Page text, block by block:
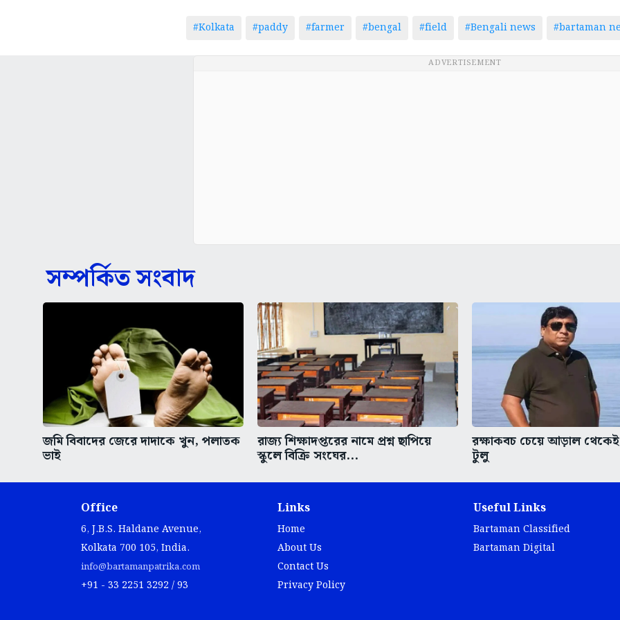
#Kolkata #paddy #farmer #bengal #field #Bengali news #bartaman
ADVERTISEMENT
সম্পর্কিত সংবাদ
জমি বিবাদের জেরে দাদাকে খুন, পলাতক
ভাই
রাজ্য শিক্ষাদপ্তরের নামে প্রশ্ন ছাপিয়ে
স্কুলে বিক্রি সংঘের...
রক্ষাকবচ চেয়ে আড়াল থেকেই
টুলু
Office
6, J.B.S. Haldane Avenue,
Kolkata 700 105, India.
info@bartamanpatrika.com
+91 - 33 2251 3292 / 93
Links
Home
About Us
Contact Us
Privacy Policy
Useful Links
Bartaman Classified
Bartaman Digital